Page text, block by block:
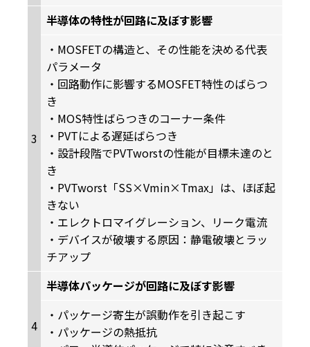
3
半導体の特性が回路に及ぼす影響
・MOSFETの構造と、その性能を決める代表
パラメータ
・回路動作に影響するMOSFET特性のばらつ
き
・MOS特性ばらつきのコーナー条件
・PVTによる遅延ばらつき
・設計段階でPVTworstの性能が目標未達のと
き
・PVTworst「SS×Vmin×Tmax」は、ほぼ起
きない
・エレクトロマイグレーション、リーク電流
・デバイスが破壊する原因：静電破壊とラッ
チアップ
4
半導体パッケージが回路に及ぼす影響
・パッケージ寄生が誤動作を引き起こす
・パッケージの熱抵抗